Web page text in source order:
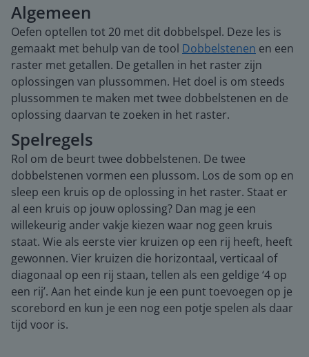
Algemeen
Oefen optellen tot 20 met dit dobbelspel. Deze les is
gemaakt met behulp van de tool Dobbelstenen en een
raster met getallen. De getallen in het raster zijn
oplossingen van plussommen. Het doel is om steeds
plussommen te maken met twee dobbelstenen en de
oplossing daarvan te zoeken in het raster.
Spelregels
Rol om de beurt twee dobbelstenen. De twee
dobbelstenen vormen een plussom. Los de som op en
sleep een kruis op de oplossing in het raster. Staat er
al een kruis op jouw oplossing? Dan mag je een
willekeurig ander vakje kiezen waar nog geen kruis
staat. Wie als eerste vier kruizen op een rij heeft, heeft
gewonnen. Vier kruizen die horizontaal, verticaal of
diagonaal op een rij staan, tellen als een geldige ‘4 op
een rij’. Aan het einde kun je een punt toevoegen op je
scorebord en kun je een nog een potje spelen als daar
tijd voor is.